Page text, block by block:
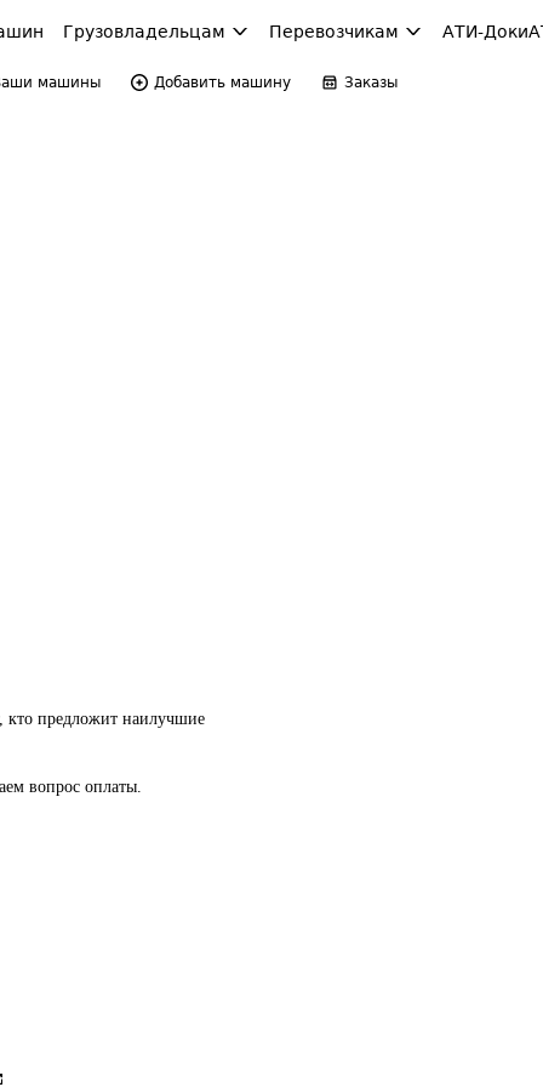
Грузовладельцам Перевозчикам АТИ-Доки
машины Добавить машину Заказы
кто предложит наилучшие
вопрос оплаты.